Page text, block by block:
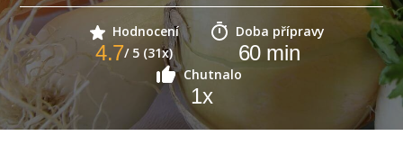
Hodnocení
4.7/ 5 (31x)
Doba přípravy
60min
Chutnalo
1x